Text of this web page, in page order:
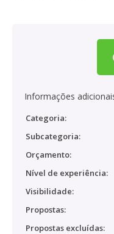
Informações
Categoria:
Subcategoria:
Orçamento:
Nível de experiência:
Visibilidade:
Propostas:
Propostas excluídas: